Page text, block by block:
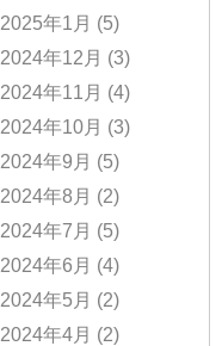
2025年1月 (5)
2024年12月 (3)
2024年11月 (4)
2024年10月 (3)
2024年9月 (5)
2024年8月 (2)
2024年7月 (5)
2024年6月 (4)
2024年5月 (2)
2024年4月 (2)